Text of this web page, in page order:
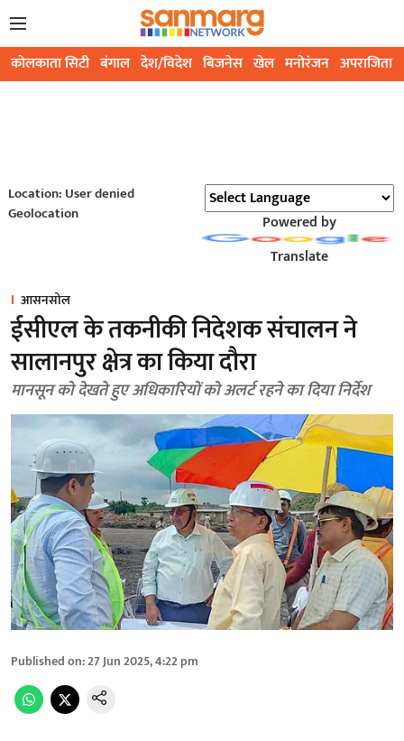
कोलकाता सिटी बंगाल देश/विदेश बिजनेस खेल मनोरंजन अपराजिता
Location: User denied
Geolocation
Powered by
Translate
आसनसोल
ईसीएल के तकनीकी निदेशक संचालन ने
सालानपुर क्षेत्र का किया दौरा
मानसून को देखते हुए अधिकारियों को अलर्ट रहने का दिया निर्देश
Published on:27 Jun 2025, 4:22 pm